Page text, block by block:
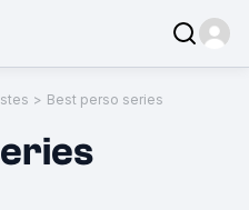
> Best perso series